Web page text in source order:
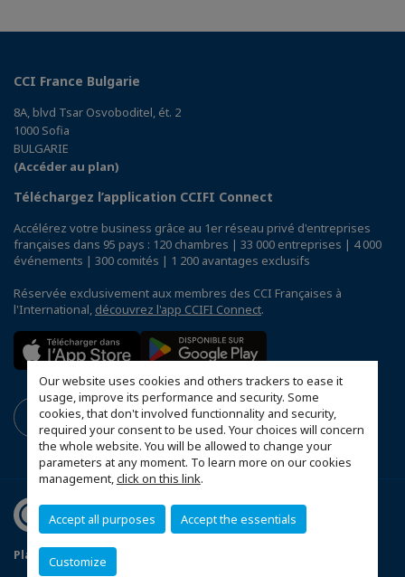
Our website uses cookies and others trackers to ease it
usage, improve its performance and security. Some
cookies, that don't involved functionnality and security,
required your consent to be used. Your choices will concern
the whole website. You will be allowed to change your
parameters at any moment. To learn more on our cookies
management,click on this link.
Accept all purposes Accept the essentials
Customize
CCI France Bulgarie
8A, blvd Tsar Osvoboditel, ét. 2
1000 Sofia
BULGARIE
(Accéder au plan)
Téléchargez l’application CCIFI Connect
Accélérez votre business grâce au 1er réseau privé d'entreprises
françaises dans 95 pays : 120 chambres | 33 000 entreprises | 4 000
événements | 300 comités | 1 200 avantages exclusifs
Réservée exclusivement aux membres des CCI Françaises à
l'International, découvrez l'app CCIFI Connect.
Plan du site
Mentions légales